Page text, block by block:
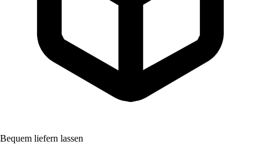
Bequem liefern lassen